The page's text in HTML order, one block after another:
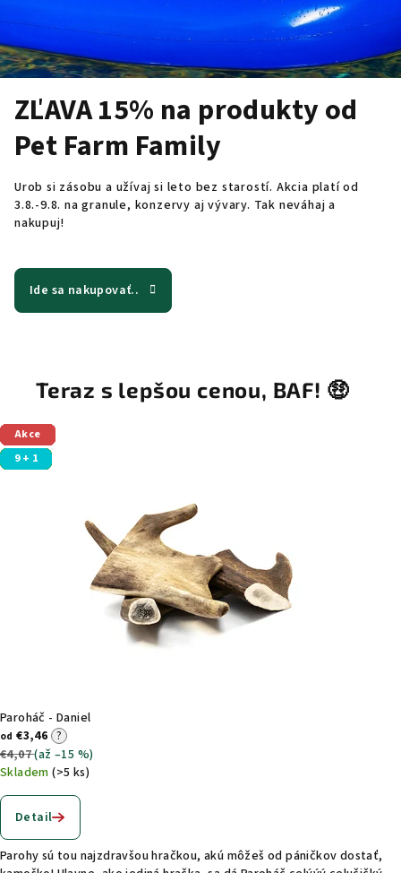
ZĽAVA 15% na produkty od
Pet Farm Family
Urob si zásobu a užívaj si leto bez starostí. Akcia platí od
3.8.-9.8. na granule, konzervy aj vývary. Tak neváhaj a
nakupuj!
Ide sa nakupovať..
Teraz s lepšou cenou, BAF! 🤑
Akce
Paroháč - Daniel
od €3,46 ?
€4,07(až –15 %)
Skladem(>5 ks)
Detail
Parohy sú tou najzdravšou hračkou, akú môžeš od páničkov dostať,
Akce
9 + 1
Akce
9 + 1
Akce
9 + 1
Akce
9 + 1
Akce
9 + 1
Akce
9 + 1
Akce
9 + 1
Akce
Akce
Akce